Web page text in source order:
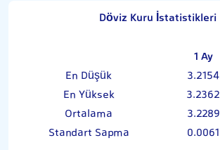
Döviz Kuru İstatistikleri
1 Ay
En Düşük
3.2154
En Yüksek
3.2362
Ortalama
3.2289
Standart Sapma
0.0061